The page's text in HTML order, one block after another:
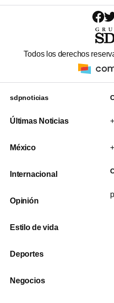
Todos los derechos
sdpnoticias
Últimas Noticias
México
Internacional
Opinión
Estilo de vida
Deportes
Negocios